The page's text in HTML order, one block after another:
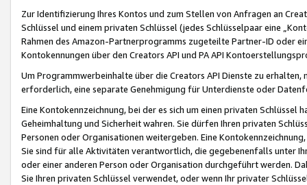
Zur Identifizierung Ihres Kontos und zum Stellen von Anfragen an
Schlüssel und einem privaten Schlüssel (jedes Schlüsselpaar eine
Rahmen des Amazon-Partnerprogramms zugeteilte Partner-ID oder
Kontokennungen über den Creators API und PA API
Um Programmwerbeinhalte über die Creators API Dienste zu
erforderlich, eine separate Genehmigung für Unterdienste oder
Eine Kontokennzeichnung, bei der es sich um einen privaten
Geheimhaltung und Sicherheit wahren. Sie dürfen Ihren privaten
Personen oder Organisationen weitergeben. Eine
Sie sind für alle Aktivitäten verantwortlich, die gegebenenfalls unter
oder einer anderen Person oder Organisation durchgeführt werden.
Sie Ihren privaten Schlüssel verwendet, oder wenn Ihr privater